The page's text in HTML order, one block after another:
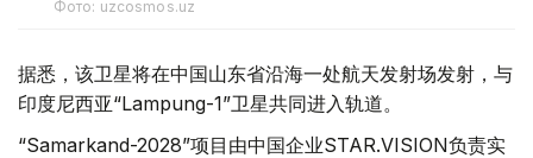
Фото: uzcosmos.uz
据悉，该卫星将在中国山东省沿海一处航天发射场发射，与
印度尼西亚“Lampung-1”卫星共同进入轨道。
“Samarkand-2028”项目由中国企业STAR.VISION负责实